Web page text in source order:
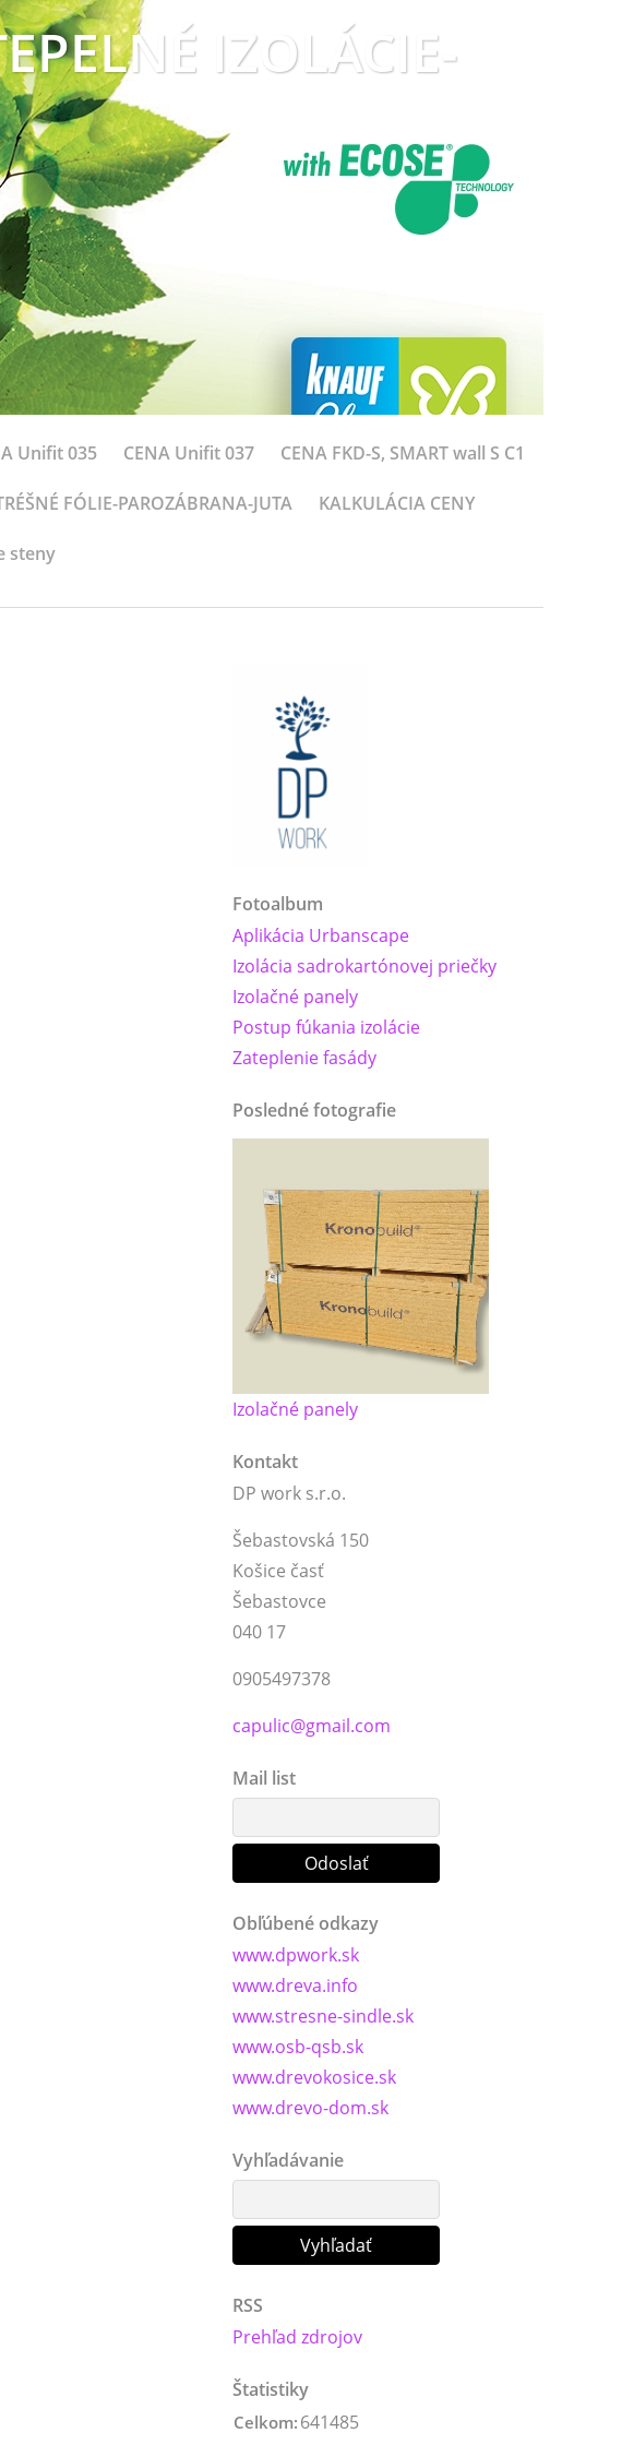
IZOLÁCIE-
Unifit 035 CENA Unifit 037 CENA FKD-S, SMART wall S C1
FÓLIE-PAROZÁBRANA-JUTA KALKULÁCIA CENY
steny
Fotoalbum
Aplikácia Urbanscape
Izolácia sadrokartónovej priečky
Izolačné panely
Postup fúkania izolácie
Zateplenie fasády
Posledné fotografie
Izolačné panely
Kontakt
DP work s.r.o.
Šebastovská 150
Košice časť
Šebastovce
040 17
0905497378
capulic@gmail.com
Mail list
Obľúbené odkazy
www.dpwork.sk
www.dreva.info
www.stresne-sindle.sk
www.osb-qsb.sk
www.drevokosice.sk
www.drevo-dom.sk
Vyhľadávanie
RSS
Prehľad zdrojov
Štatistiky
Celkom: 641485